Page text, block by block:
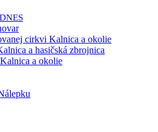
cirkvi Kalnica a okolie
a hasičská zbrojnica
a okolie